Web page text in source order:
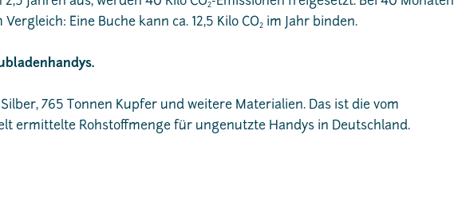
2
Vergleich: Eine Buche kann ca. 12,5 Kilo CO2im Jahr binden.
765 Tonnen Kupfer und weitere Materialien. Das ist die vom
ermittelte Rohstoffmenge für ungenutzte Handys in Deutschland.